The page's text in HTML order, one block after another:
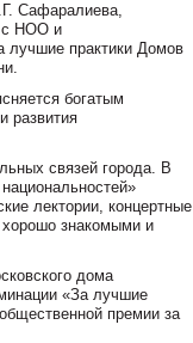
Сафаралиева,
с НОО и
лучшие практики Домов
богатым
развития
связей города. В
лектории, концертные
знакомыми и
дома
«За лучшие
премии за